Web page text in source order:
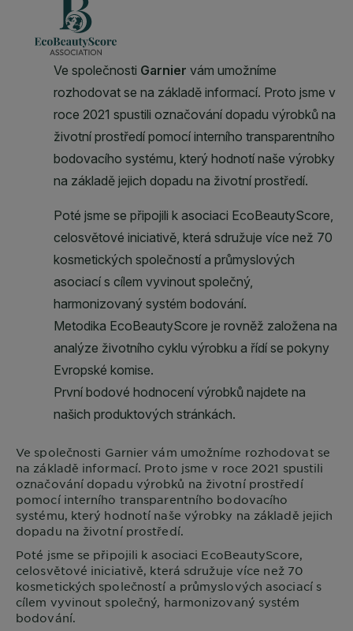
Ve společnosti Garnier vám umožníme rozhodovat se
na základě informací. Proto jsme v roce 2021 spustili
označování dopadu výrobků na životní prostředí
pomocí interního transparentního bodovacího
systému, který hodnotí naše výrobky na základě jejich
dopadu na životní prostředí.
Poté jsme se připojili k asociaci EcoBeautyScore,
celosvětové iniciativě, která sdružuje více než 70
kosmetických společností a průmyslových asociací s
cílem vyvinout společný, harmonizovaný systém
bodování.